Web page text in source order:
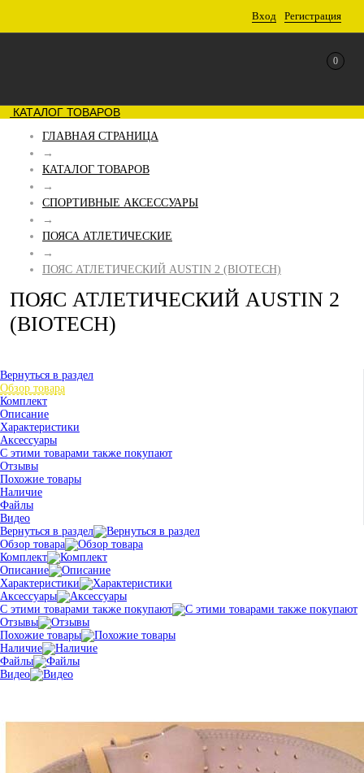
Вход Регистрация
0
КАТАЛОГ ТОВАРОВ
ГЛАВНАЯ СТРАНИЦА
→
КАТАЛОГ ТОВАРОВ
→
СПОРТИВНЫЕ АКСЕССУАРЫ
→
ПОЯСА АТЛЕТИЧЕСКИЕ
→
ПОЯС АТЛЕТИЧЕСКИЙ AUSTIN 2 (BIOTECH)
ПОЯС АТЛЕТИЧЕСКИЙ AUSTIN 2
(BIOTECH)
Вернуться в раздел
Обзор товара
Комплект
Описание
Характеристики
Аксессуары
С этими товарами также покупают
Отзывы
Похожие товары
Наличие
Файлы
Видео
Вернуться в раздел
Обзор товара
Комплект
Описание
Характеристики
Аксессуары
С этими товарами также покупают
Отзывы
Похожие товары
Наличие
Файлы
Видео